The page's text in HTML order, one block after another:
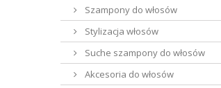
Szampony do włosów
Stylizacja włosów
Suche szampony do włosów
Akcesoria do włosów